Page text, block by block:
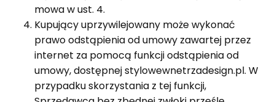
mowa w ust. 4.
Kupujący uprzywilejowany może wykonać
prawo odstąpienia od umowy zawartej przez
internet za pomocą funkcji odstąpienia od
umowy, dostępnej stylowewnetrzadesign.pl. W
przypadku skorzystania z tej funkcji,